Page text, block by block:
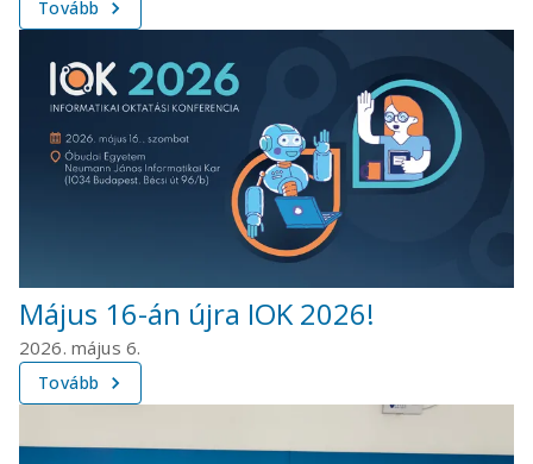
Tovább
Május 16-án újra IOK 2026!
2026. május 6.
Tovább